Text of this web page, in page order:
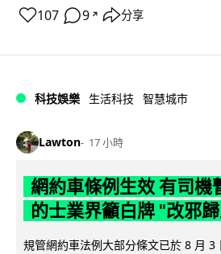
107 9 ↗ 分享
科技娛樂 生活科技 智慧城市
Lawton 17 小時
網約車條例生效 有司機
的士業界籲白牌 "改邪
規管網約車法例大部分條文已於 8 月 3